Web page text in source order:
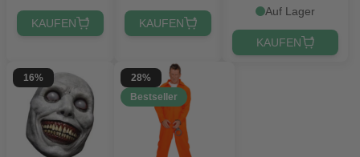
KAUFEN KAUFEN
Auf Lager
KAUFEN
16%
28%
Bestseller